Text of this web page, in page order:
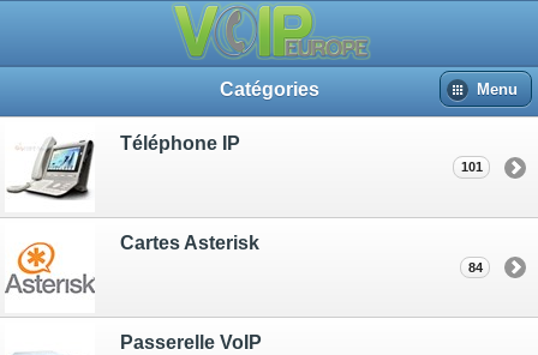
Catégories Menu
Téléphone IP
101
Cartes Asterisk
84
Passerelle VoIP